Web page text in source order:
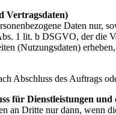
Vertragsdaten)
Daten nur,
1 lit. b DSGVO, der die
(Nutzungsdaten)
Abschluss des Auftrags
für Dienstleistungen
an Dritte nur dann, wenn